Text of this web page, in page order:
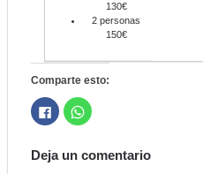
130€
2 personas
150€
Comparte esto:
Haz
clic
para
en
Facebook
Haz
clic
en
WhatsApp
Deja un comentario